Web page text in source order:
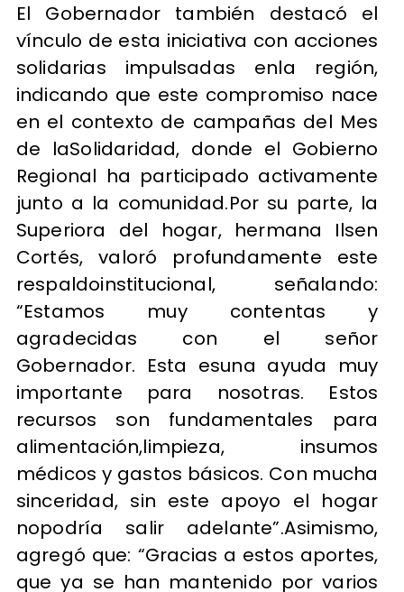
El Gobernador también destacó el
vínculo de esta iniciativa con acciones
solidarias impulsadas enla región,
indicando que este compromiso nace
en el contexto de campañas del Mes
de laSolidaridad, donde el Gobierno
Regional ha participado activamente
junto a la comunidad.Por su parte, la
Superiora del hogar, hermana Ilsen
Cortés, valoró profundamente este
respaldoinstitucional, señalando:
“Estamos muy contentas y
agradecidas con el señor
Gobernador. Esta esuna ayuda muy
importante para nosotras. Estos
recursos son fundamentales para
alimentación,limpieza, insumos
médicos y gastos básicos. Con mucha
sinceridad, sin este apoyo el hogar
nopodría salir adelante”.Asimismo,
agregó que: “Gracias a estos aportes,
que ya se han mantenido por varios